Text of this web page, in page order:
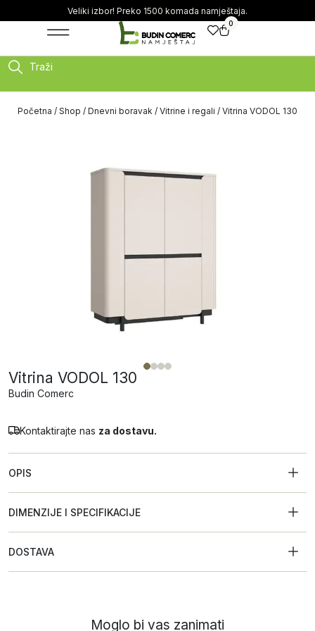
Veliki izbor! Preko 1500 komada namještaja.
0
Traži
Početna / Shop / Dnevni boravak / Vitrine i regali / Vitrina VODOL 130
Vitrina VODOL 130
Budin Comerc
Kontaktirajte nas za dostavu.
OPIS
DIMENZIJE I SPECIFIKACIJE
DOSTAVA
Moglo bi vas zanimati